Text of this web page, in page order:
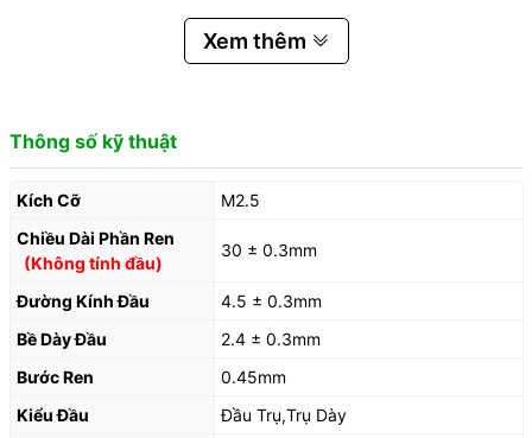
Xem thêm
Thông số kỹ thuật
Kích Cỡ
M2.5
Chiều Dài Phần Ren
(Không tính đầu)
30 ± 0.3mm
Đường Kính Đầu
4.5 ± 0.3mm
Bề Dày Đầu
2.4 ± 0.3mm
Bước Ren
0.45mm
Kiểu Đầu
Đầu Trụ,Trụ Dày